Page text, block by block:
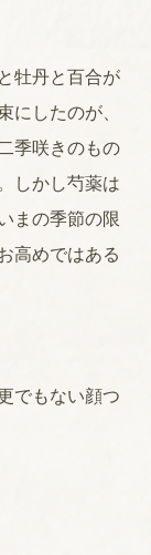
牡丹と百合が
にしたのが、
季咲きのもの
しかし芍薬は
まの季節の限
高めではある
でもない顔つ